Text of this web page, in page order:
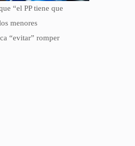
“el PP tiene que
menores
“evitar” romper